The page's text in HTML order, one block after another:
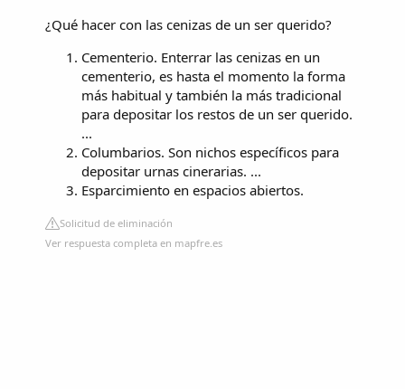
¿Qué hacer con las cenizas de un ser querido?
Cementerio. Enterrar las cenizas en un
cementerio, es hasta el momento la forma
más habitual y también la más tradicional
para depositar los restos de un ser querido.
...
Columbarios. Son nichos específicos para
depositar urnas cinerarias. ...
Esparcimiento en espacios abiertos.
Solicitud de eliminación
Ver respuesta completa en mapfre.es